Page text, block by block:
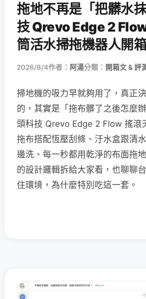
拖地不再是「把髒水
技 Qrevo Edge 2
筒活水掃拖機器人開
2026/8/4作者： 阿湯分類： 開箱文 & 評
掃地機的吸力早就夠用了，真正
的，其實是「拖布髒了之後怎麼
頭科技 Qrevo Edge 2 Flow 搖滾
拖布搭配恆壓刮條、汙水盒跟清
邊洗、每一秒都用乾淨的布面拖
的設計邏輯拆給大家看，也聊聊
住環境，為什麼特別吃這一套。